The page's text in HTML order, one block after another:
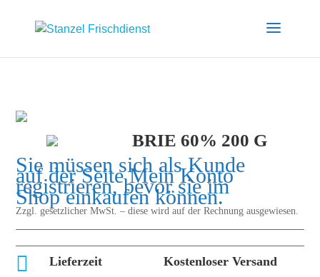
BRIE 60% 200 G
Sie müssen sich als Kunde
auf der SeiteMein Konto
registrieren, bevor sie im
Shop einkaufen können.
Zzgl. gesetzlicher MwSt. – diese wird auf der Rechnung ausgewiesen.
 Lieferzeit Kostenloser Versand